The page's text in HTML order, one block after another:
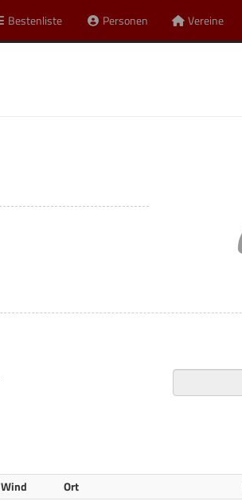
Bestenliste Personen Vereine
Wind Ort